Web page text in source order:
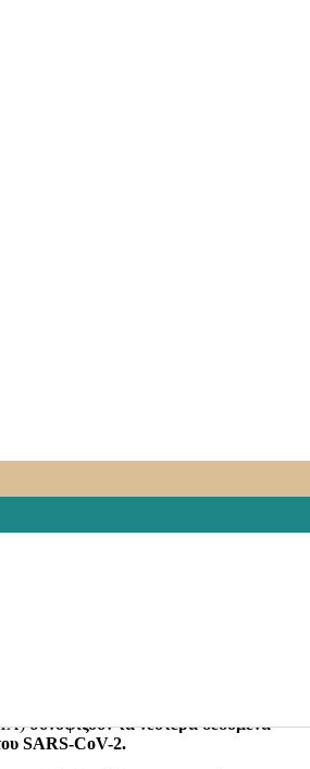
80% με την πρώτη δόση των
Τα εμβόλια βρίσκονται υπό
χώρες όπου έχει επιτευχθεί ευρεία
(Pfizer vaccine) and mRNA-1273
συνοψίζουν τα νεότερα δεδομένα
SARS-CoV-2.